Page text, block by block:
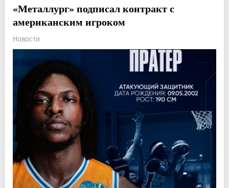
«Металлург» подписал контракт с
американским игроком
Новости